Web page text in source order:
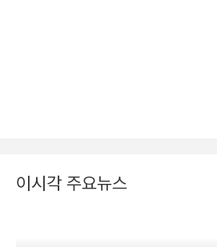
이시각 주요뉴스